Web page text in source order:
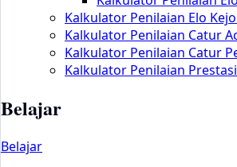
Kalkulator Penilaian Elo
Kalkulator Penilaian Catur
Kalkulator Penilaian Catur
Kalkulator Penilaian
Belajar
Belajar